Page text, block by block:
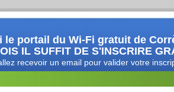
le portail du Wi-Fi gratuit de
IL SUFFIT DE S'INSCRIRE
recevoir un email pour valider votre